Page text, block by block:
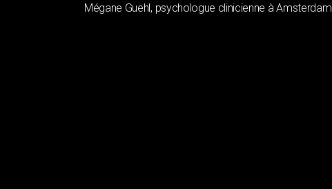
Mégane Guehl, psychologue clinicienne à Amsterdam